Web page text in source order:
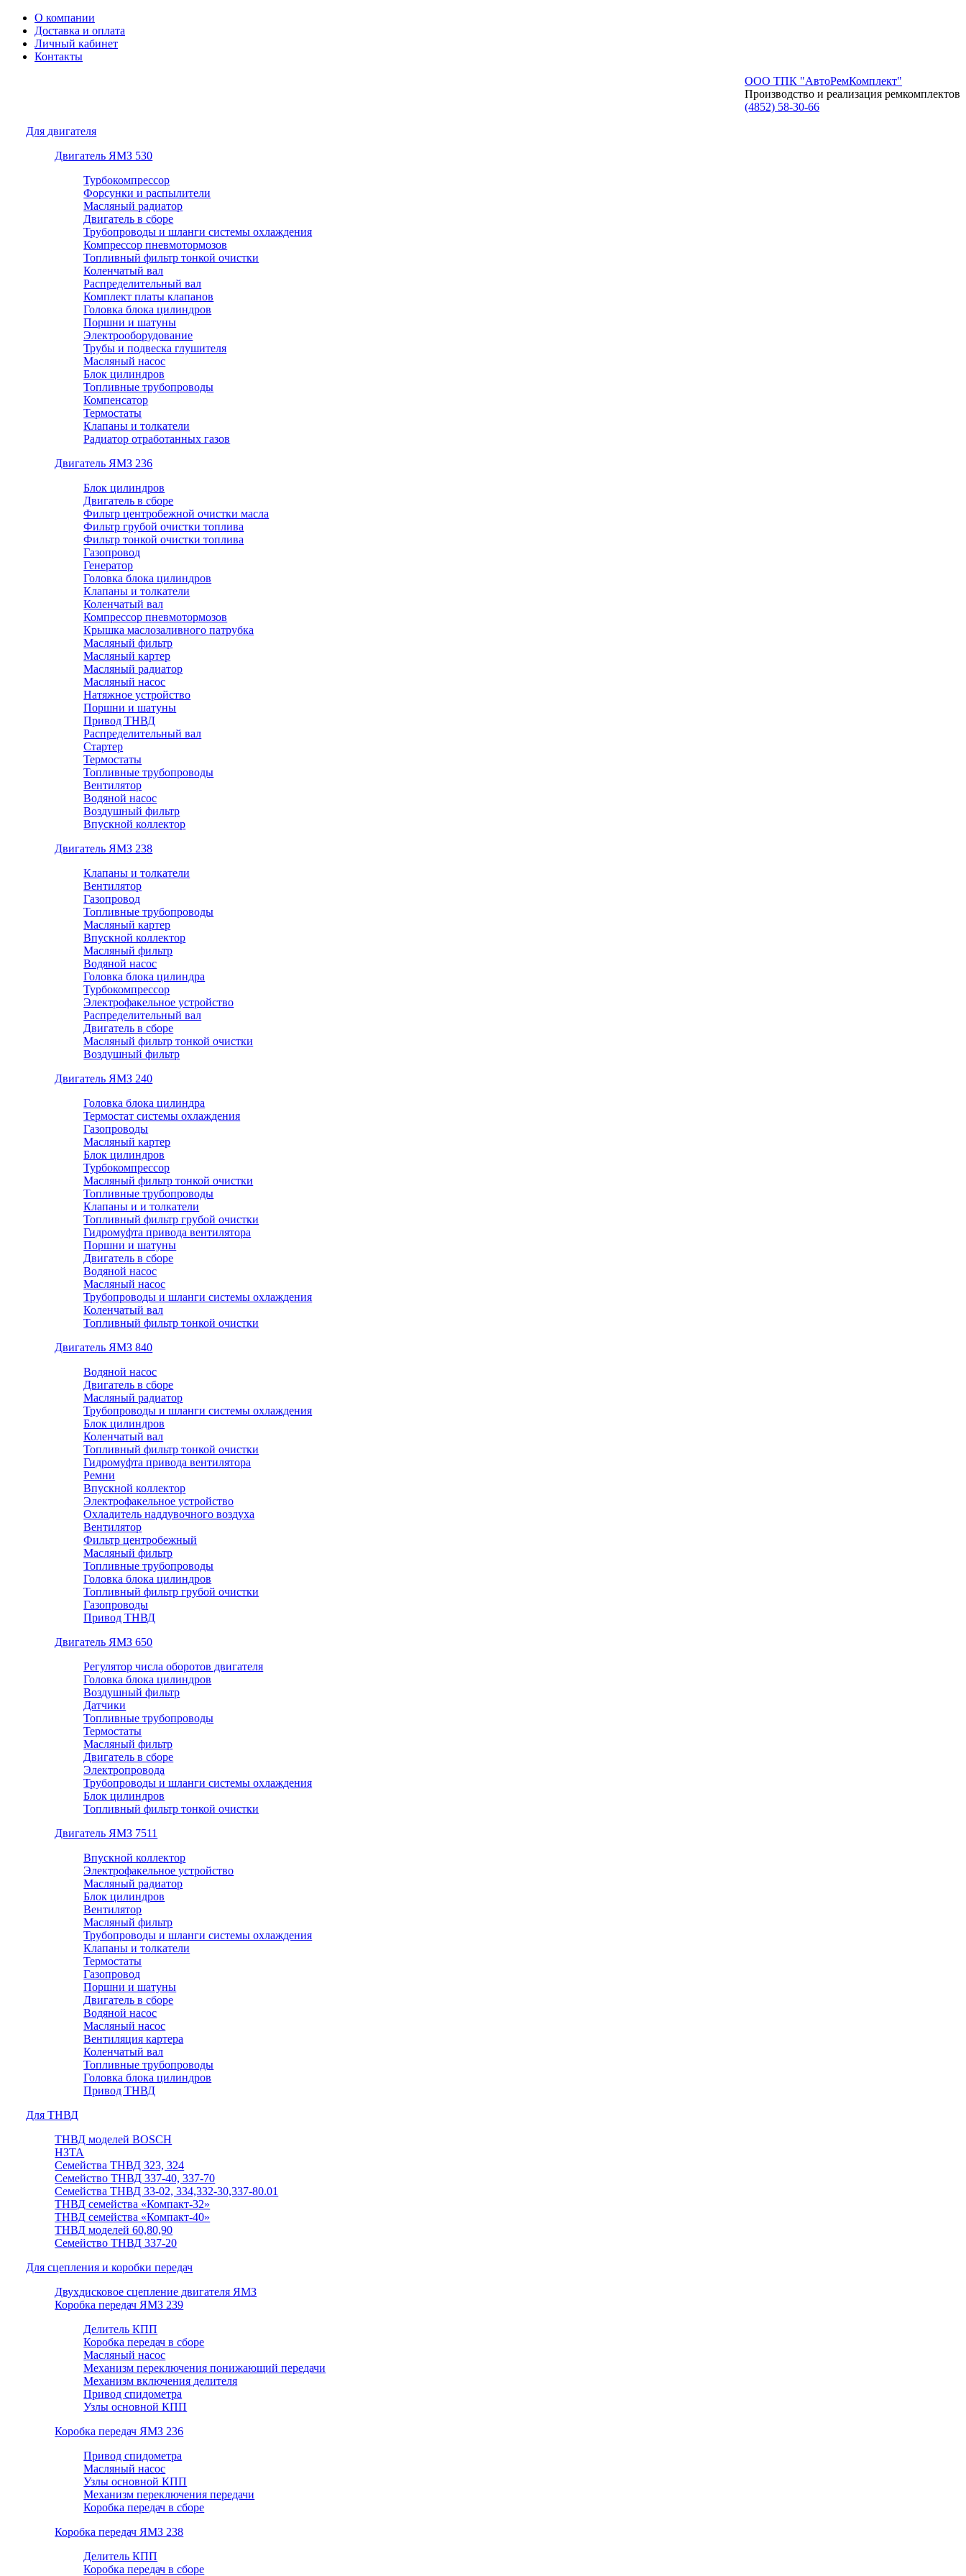
О компании
Доставка и оплата
Личный кабинет
Контакты
ООО ТПК "АвтоРемКомплект"
Производство и реализация ремкомплектов
(4852) 58-30-66
Для двигателя
Двигатель ЯМЗ 530
Турбокомпрессор
Форсунки и распылители
Масляный радиатор
Двигатель в сборе
Трубопроводы и шланги системы охлаждения
Компрессор пневмотормозов
Топливный фильтр тонкой очистки
Коленчатый вал
Распределительный вал
Комплект платы клапанов
Головка блока цилиндров
Поршни и шатуны
Электрооборудование
Трубы и подвеска глушителя
Масляный насос
Блок цилиндров
Топливные трубопроводы
Компенсатор
Термостаты
Клапаны и толкатели
Радиатор отработанных газов
Двигатель ЯМЗ 236
Блок цилиндров
Двигатель в сборе
Фильтр центробежной очистки масла
Фильтр грубой очистки топлива
Фильтр тонкой очистки топлива
Газопровод
Генератор
Головка блока цилиндров
Клапаны и толкатели
Коленчатый вал
Компрессор пневмотормозов
Крышка маслозаливного патрубка
Масляный фильтр
Масляный картер
Масляный радиатор
Масляный насос
Натяжное устройство
Поршни и шатуны
Привод ТНВД
Распределительный вал
Стартер
Термостаты
Топливные трубопроводы
Вентилятор
Водяной насос
Воздушный фильтр
Впускной коллектор
Двигатель ЯМЗ 238
Клапаны и толкатели
Вентилятор
Газопровод
Топливные трубопроводы
Масляный картер
Впускной коллектор
Масляный фильтр
Водяной насос
Головка блока цилиндра
Турбокомпрессор
Электрофакельное устройство
Распределительный вал
Двигатель в сборе
Масляный фильтр тонкой очистки
Воздушный фильтр
Двигатель ЯМЗ 240
Головка блока цилиндра
Термостат системы охлаждения
Газопроводы
Масляный картер
Блок цилиндров
Турбокомпрессор
Масляный фильтр тонкой очистки
Топливные трубопроводы
Клапаны и и толкатели
Топливный фильтр грубой очистки
Гидромуфта привода вентилятора
Поршни и шатуны
Двигатель в сборе
Водяной насос
Масляный насос
Трубопроводы и шланги системы охлаждения
Коленчатый вал
Топливный фильтр тонкой очистки
Двигатель ЯМЗ 840
Водяной насос
Двигатель в сборе
Масляный радиатор
Трубопроводы и шланги системы охлаждения
Блок цилиндров
Коленчатый вал
Топливный фильтр тонкой очистки
Гидромуфта привода вентилятора
Ремни
Впускной коллектор
Электрофакельное устройство
Охладитель наддувочного воздуха
Вентилятор
Фильтр центробежный
Масляный фильтр
Топливные трубопроводы
Головка блока цилиндров
Топливный фильтр грубой очистки
Газопроводы
Привод ТНВД
Двигатель ЯМЗ 650
Регулятор числа оборотов двигателя
Головка блока цилиндров
Воздушный фильтр
Датчики
Топливные трубопроводы
Термостаты
Масляный фильтр
Двигатель в сборе
Электропровода
Трубопроводы и шланги системы охлаждения
Блок цилиндров
Топливный фильтр тонкой очистки
Двигатель ЯМЗ 7511
Впускной коллектор
Электрофакельное устройство
Масляный радиатор
Блок цилиндров
Вентилятор
Масляный фильтр
Трубопроводы и шланги системы охлаждения
Клапаны и толкатели
Термостаты
Газопровод
Поршни и шатуны
Двигатель в сборе
Водяной насос
Масляный насос
Вентиляция картера
Коленчатый вал
Топливные трубопроводы
Головка блока цилиндров
Привод ТНВД
Для ТНВД
ТНВД моделей BOSCH
НЗТА
Семейства ТНВД 323, 324
Семейство ТНВД 337-40, 337-70
Семейства ТНВД 33-02, 334,332-30,337-80.01
ТНВД семейства «Компакт-32»
ТНВД семейства «Компакт-40»
ТНВД моделей 60,80,90
Семейство ТНВД 337-20
Для сцепления и коробки передач
Двухдисковое сцепление двигателя ЯМЗ
Коробка передач ЯМЗ 239
Делитель КПП
Коробка передач в сборе
Масляный насос
Механизм переключения понижающий передачи
Механизм включения делителя
Привод спидометра
Узлы основной КПП
Коробка передач ЯМЗ 236
Привод спидометра
Масляный насос
Узлы основной КПП
Механизм переключения передачи
Коробка передач в сборе
Коробка передач ЯМЗ 238
Делитель КПП
Коробка передач в сборе